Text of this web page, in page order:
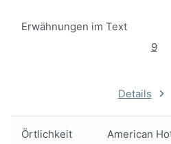
Erwähnungen im Text
9
Details
Örtlichkeit American